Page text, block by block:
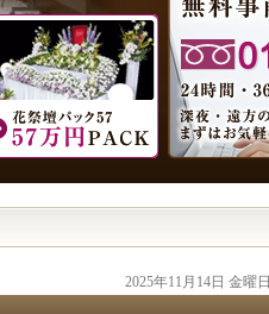
2025年11月14日 金曜日